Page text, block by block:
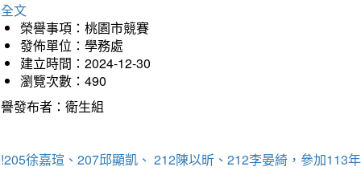
文
榮譽事項：桃園市競賽
發佈單位：學務處
建立時間：2024-12-30
瀏覽次數：490
發布者：衛生組
徐嘉瑄、207邱顯凱、 212陳以昕、212李晏綺，參加113